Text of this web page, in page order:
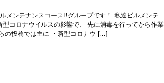
メンテナンスコースBグループです！ 私達ビルメンテ
コロナウイルスの影響で、 先に消毒を行ってから作業
の投稿では主に ・新型コロナウ […]